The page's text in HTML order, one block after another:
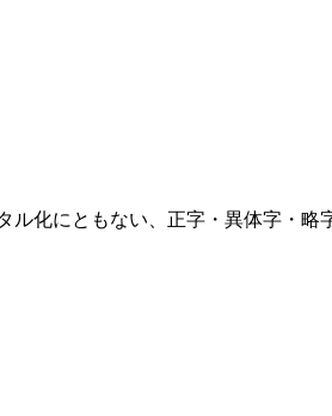
化にともない、正字・異体字・略